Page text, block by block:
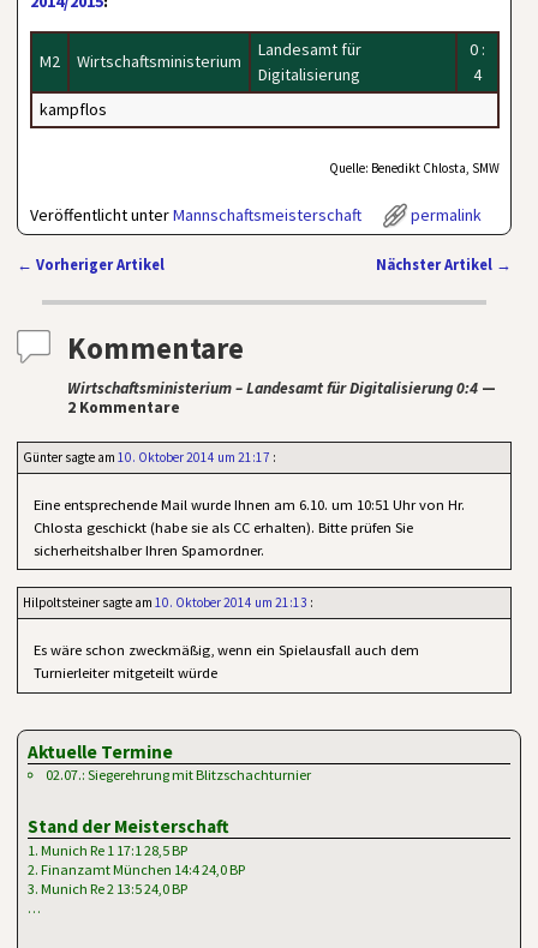
M2 Wirtschaftsministerium
Landesamt für
Digitalisierung
0 :
4
kampflos
Quelle: Benedikt Chlosta, SMW
Veröffentlicht unterMannschaftsmeisterschaft permalink
← Vorheriger Artikel Nächster Artikel →
Kommentare
Wirtschaftsministerium – Landesamt für Digitalisierung 0:4 —
2 Kommentare
Günter sagte am 10. Oktober 2014 um 21:17 :
Eine entsprechende Mail wurde Ihnen am 6.10. um 10:51 Uhr von Hr.
Chlosta geschickt (habe sie als CC erhalten). Bitte prüfen Sie
sicherheitshalber Ihren Spamordner.
Hilpoltsteiner sagte am 10. Oktober 2014 um 21:13 :
Es wäre schon zweckmäßig, wenn ein Spielausfall auch dem
Turnierleiter mitgeteilt würde
Aktuelle Termine
02.07.: Siegerehrung mit Blitzschachturnier
Stand der Meisterschaft
1. Munich Re 1 17:1 28,5 BP
2. Finanzamt München 14:4 24,0 BP
3. Munich Re 2 13:5 24,0 BP
…